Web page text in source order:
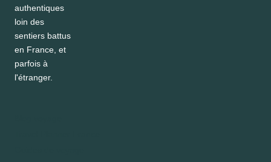
authentiques
loin des
sentiers battus
en France, et
parfois à
l'étranger.